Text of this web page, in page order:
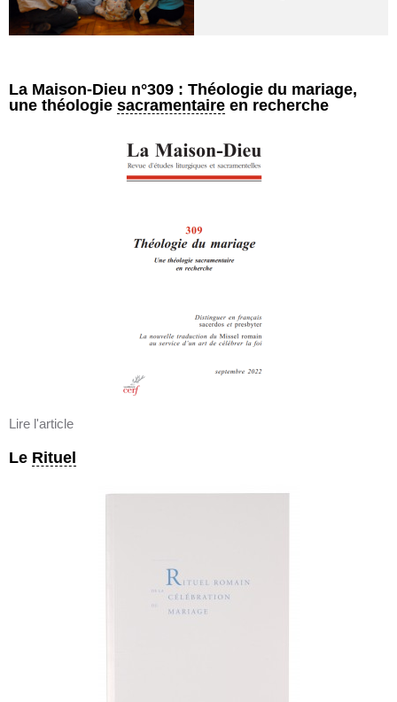
La Maison-Dieu n°309 : Théologie du mariage,
une théologie sacramentaire en recherche
Lire l'article
Le Rituel